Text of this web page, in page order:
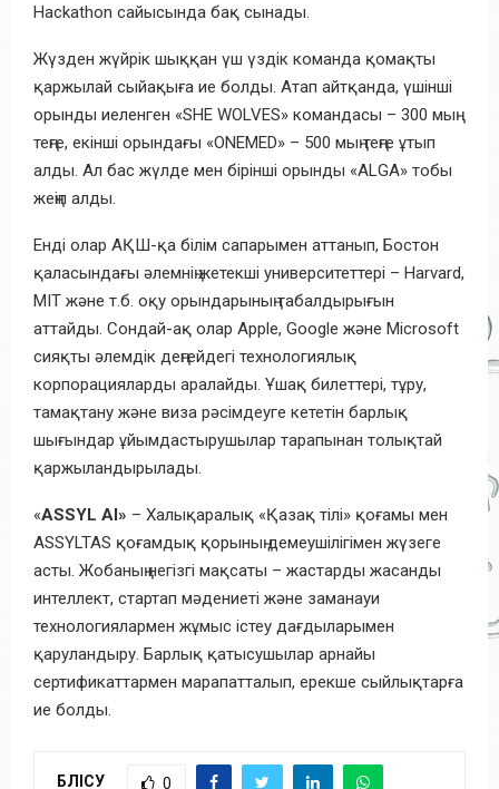
Hackathon сайысында бақ сынады.
Жүзден жүйрік шыққан үш үздік команда қомақты
қаржылай сыйақыға ие болды. Атап айтқанда, үшінші
орынды иеленген «SHE WOLVES» командасы – 300 мың
теңге, екінші орындағы «ONEMED» – 500 мың теңге ұтып
алды. Ал бас жүлде мен бірінші орынды «ALGA» тобы
жеңіп алды.
Енді олар АҚШ-қа білім сапарымен аттанып, Бостон
қаласындағы әлемнің жетекші университеттері – Harvard,
MIT және т.б. оқу орындарының табалдырығын
аттайды. Сондай-ақ олар Apple, Google және Microsoft
сияқты әлемдік деңгейдегі технологиялық
корпорацияларды аралайды. Ұшақ билеттері, тұру,
тамақтану және виза рәсімдеуге кететін барлық
шығындар ұйымдастырушылар тарапынан толықтай
қаржыландырылады.
«ASSYL AI» – Халықаралық «Қазақ тілі» қоғамы мен
ASSYLTAS қоғамдық қорының демеушілігімен жүзеге
асты. Жобаның негізгі мақсаты – жастарды жасанды
интеллект, стартап мәдениеті және заманауи
технологиялармен жұмыс істеу дағдыларымен
қаруландыру. Барлық қатысушылар арнайы
сертификаттармен марапатталып, ерекше сыйлықтарға
ие болды.
БӨЛІСУ 0